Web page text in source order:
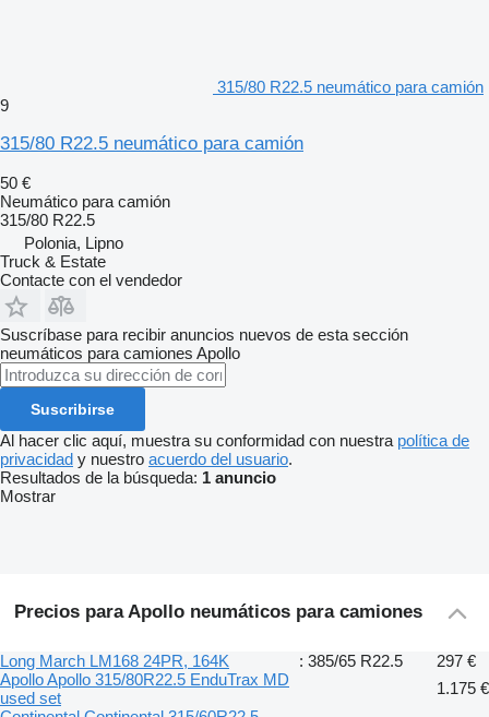
315/80 R22.5 neumático para camión
9
315/80 R22.5 neumático para camión
50 €
Neumático para camión
315/80 R22.5
Polonia, Lipno
Truck & Estate
Contacte con el vendedor
Suscríbase para recibir anuncios nuevos de esta sección
neumáticos para camiones Apollo
Suscribirse
Al hacer clic aquí, muestra su conformidad con nuestra política de
privacidad y nuestro acuerdo del usuario.
Resultados de la búsqueda: 1 anuncio
Mostrar
Precios para Apollo neumáticos para camiones
Long March LM168 24PR, 164K : 385/65 R22.5
297 €
Apollo Apollo 315/80R22.5 EnduTrax MD
used set
1.175 €